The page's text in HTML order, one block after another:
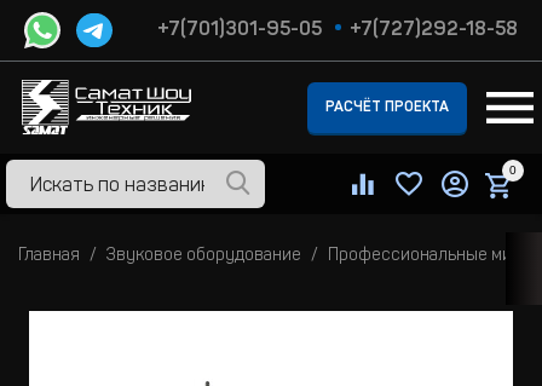
+7(701)301-95-05 +7(727)292-18-58
РАСЧЁТ ПРОЕКТА
0
Главная Звуковое оборудование Профессиональные